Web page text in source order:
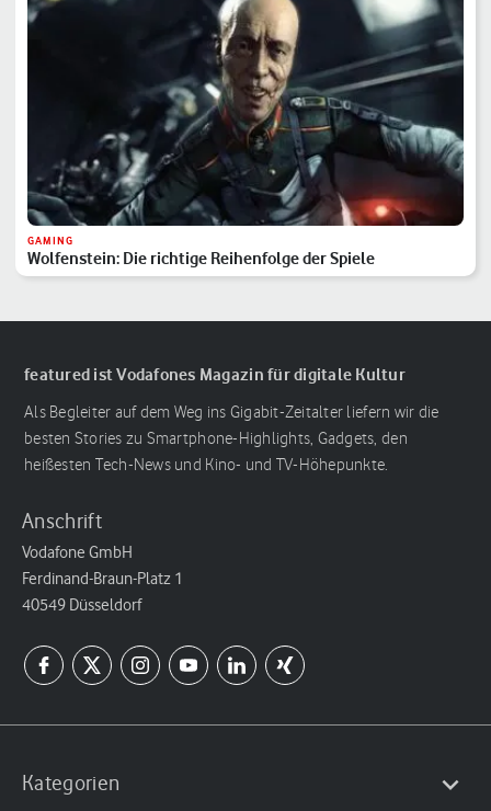
GAMING
Wolfenstein: Die richtige Reihenfolge der Spiele
featured ist Vodafones Magazin für digitale Kultur
Als Begleiter auf dem Weg ins Gigabit-Zeitalter liefern wir die
besten Stories zu Smartphone-Highlights, Gadgets, den
heißesten Tech-News und Kino- und TV-Höhepunkte.
Anschrift
Vodafone GmbH
Ferdinand-Braun-Platz 1
40549 Düsseldorf
Kategorien